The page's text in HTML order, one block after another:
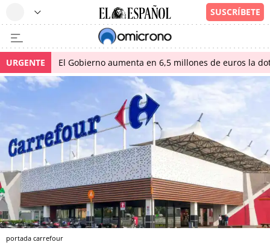
URGENTE El Gobierno aumenta en 6,5 millones de euros la
portada carrefour